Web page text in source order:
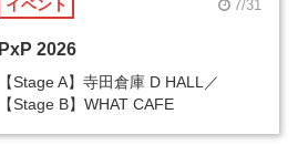
イベント 7/31
PxP 2026
【Stage A】寺田倉庫 D HALL／
【Stage B】WHAT CAFE